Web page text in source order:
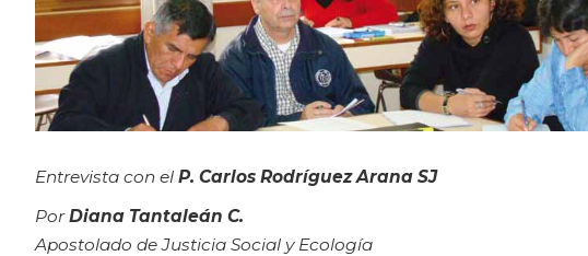
Entrevista con el P. Carlos Rodríguez Arana SJ
PorDiana Tantaleán C.
Apostolado de Justicia Social y Ecología